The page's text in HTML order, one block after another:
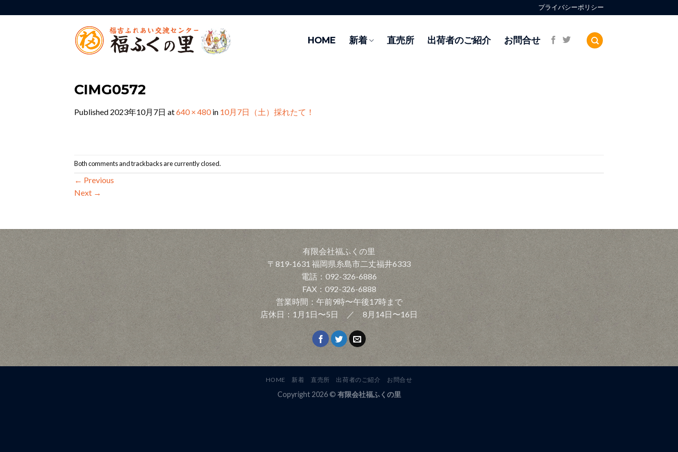
to
プライバシーポリシー
HOME 新着 直売所 出荷者のご紹介 お問合せ
CIMG0572
Published 2023年10月7日 at640 × 480in 10月7日（土）採れたて！
Both comments and trackbacks are currently closed.
← Previous
Next →
有限会社福ふくの里
〒819-1631 福岡県糸島市二丈福井6333
電話：092-326-6886
FAX：092-326-6888
営業時間：午前9時〜午後17時まで
店休日：1月1日〜5日 ／ 8月14日〜16日
HOME 新着 直売所 出荷者のご紹介 お問合せ
Copyright 2026 © 有限会社福ふくの里